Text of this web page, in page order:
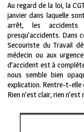
Au regard de la loi, la
janvier dans laquelle
arrêt, les
presqu’accidents. Dans
Secouriste du Travail
médecin ou aux
d’accident est à
nous semble bien
explication. Rentre-t-elle
Rien n’est clair, rien